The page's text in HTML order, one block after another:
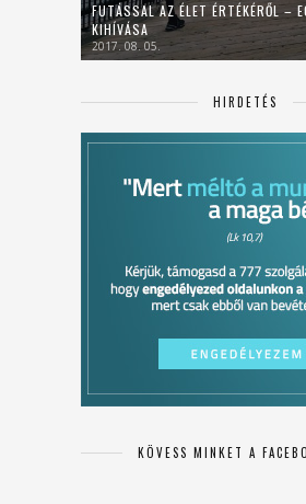
FUTÁSSAL AZ ÉLET ÉRTÉKÉRŐL –
KIHÍVÁSA
2017. 08. 05.
HIRDETÉS
KÖVESS MINKET A